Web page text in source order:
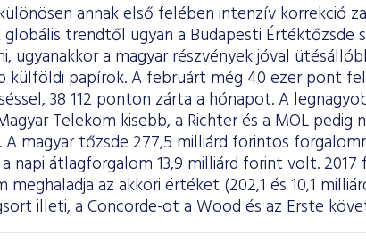
annak első felében intenzív korrekció
globális trendtől ugyan a Budapesti
ugyanakkor a magyar részvények jóval
külföldi papírok. A februárt még 40 ezer pont
38 112 ponton zárta a hónapot. A
Telekom kisebb, a Richter és a MOL
magyar tőzsde 277,5 milliárd forintos
napi átlagforgalom 13,9 milliárd forint volt. 2017
meghaladja az akkori értéket (202,1 és 10,1
illeti, a Concorde-ot a Wood és az Erste